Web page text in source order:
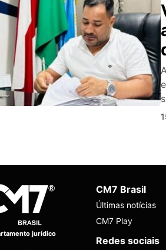
jurídico
CM7 Brasil
Últimas notícias
CM7 Play
Redes sociais